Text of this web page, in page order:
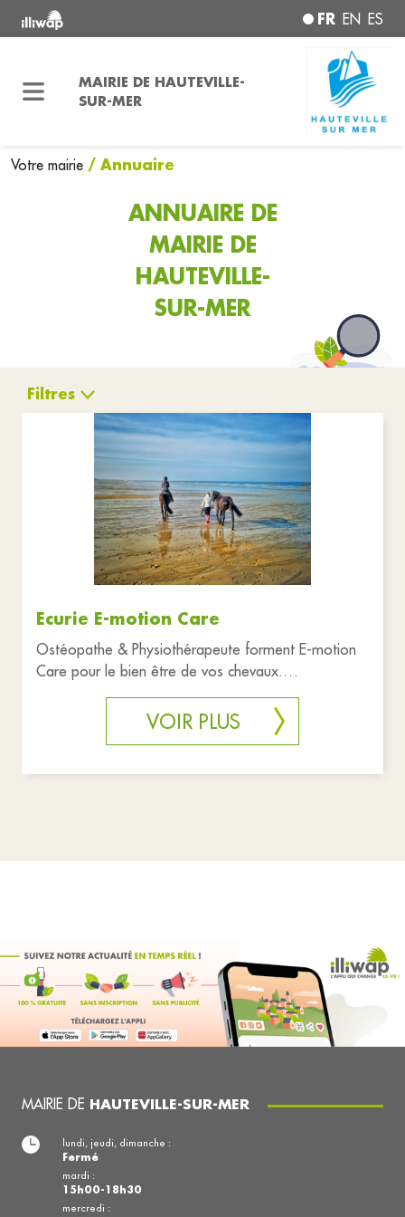
FR EN ES
MAIRIE DE HAUTEVILLE-
SUR-MER
Votre mairie / Annuaire
ANNUAIRE DE
MAIRIE DE
HAUTEVILLE-
SUR-MER
Filtres
Commerces
Réinitialiser les filtres
Ecurie E-motion Care
Ostéopathe & Physiothérapeute forment E-motion
Care pour le bien être de vos chevaux.
VOIR PLUS
MAIRIE DE HAUTEVILLE-SUR-MER
lundi, jeudi, dimanche :
Fermé
mardi :
15h00-18h30
mercredi :